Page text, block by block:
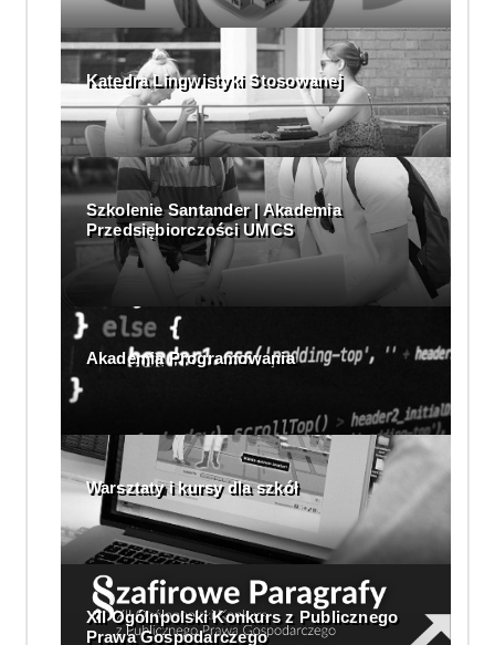
Katedra Lingwistyki Stosowanej
Szkolenie Santander | Akademia
Przedsiębiorczości UMCS
Akademia Programowania
Warsztaty i kursy dla szkół
XII Ogólnpolski Konkurs z Publicznego
Prawa Gospodarczego